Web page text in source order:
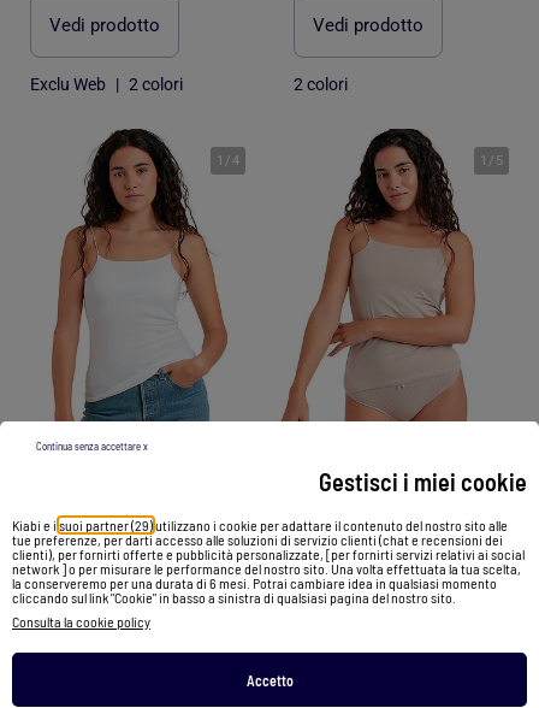
Gestisci i miei cookie
Kiabi e i suoi partner (29)utilizzano i cookie per adattare il contenuto del nostro sito alle
tue preferenze, per darti accesso alle soluzioni di servizio clienti (chat e recensioni dei
clienti), per fornirti offerte e pubblicità personalizzate, [per fornirti servizi relativi ai social
network ] o per misurare le performance del nostro sito. Una volta effettuata la tua scelta,
la conserveremo per una durata di 6 mesi. Potrai cambiare idea in qualsiasi momento
cliccando sul link "Cookie" in basso a sinistra di qualsiasi pagina del nostro sito.
Consulta la cookie policy
Accetto
Continua senza accettare x
Vedi prodotto
Exclu Web | 2 colori
Vedi prodotto
2 colori
1 /4
32,05 €
Vedi prodotto
1 / 5
32,05 €
Vedi prodotto